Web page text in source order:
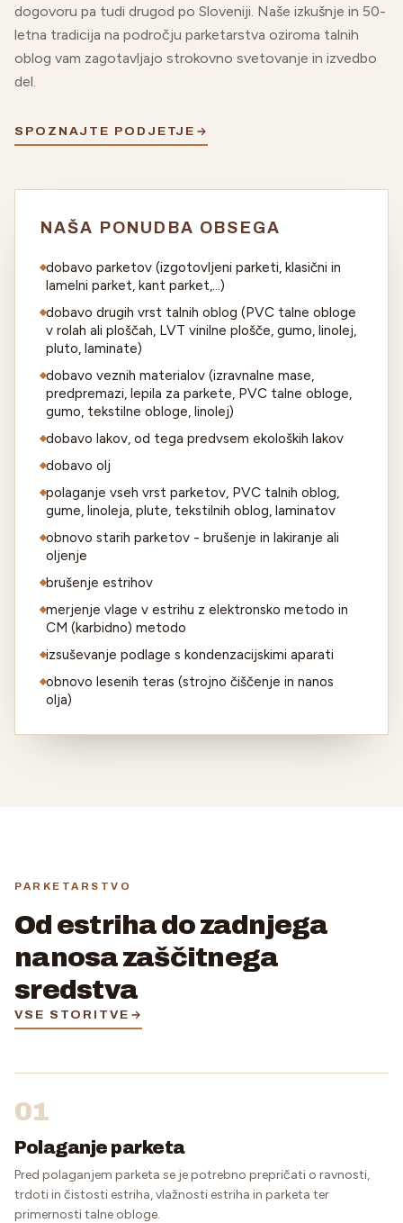
dogovoru pa tudi drugod po Sloveniji. Naše izkušnje in 50-
letna tradicija na področju parketarstva oziroma talnih
oblog vam zagotavljajo strokovno svetovanje in izvedbo
del.
SPOZNAJTE PODJETJE
NAŠA PONUDBA OBSEGA
dobavo parketov (izgotovljeni parketi, klasični in
lamelni parket, kant parket,...)
dobavo drugih vrst talnih oblog (PVC talne obloge
v rolah ali ploščah, LVT vinilne plošče, gumo, linolej,
pluto, laminate)
dobavo veznih materialov (izravnalne mase,
predpremazi, lepila za parkete, PVC talne obloge,
gumo, tekstilne obloge, linolej)
dobavo lakov, od tega predvsem ekoloških lakov
dobavo olj
polaganje vseh vrst parketov, PVC talnih oblog,
gume, linoleja, plute, tekstilnih oblog, laminatov
obnovo starih parketov - brušenje in lakiranje ali
oljenje
brušenje estrihov
merjenje vlage v estrihu z elektronsko metodo in
CM (karbidno) metodo
izsuševanje podlage s kondenzacijskimi aparati
obnovo lesenih teras (strojno čiščenje in nanos
olja)
PARKETARSTVO
Od estriha do zadnjega
nanosa zaščitnega
sredstva
VSE STORITVE
01
Polaganje parketa
Pred polaganjem parketa se je potrebno prepričati o ravnosti,
trdoti in čistosti estriha, vlažnosti estriha in parketa ter
primernosti talne obloge.